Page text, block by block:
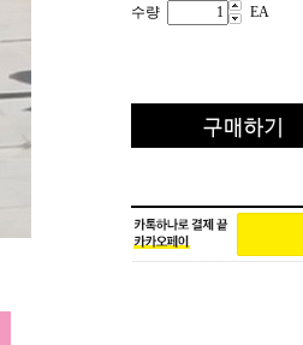
수량
EA